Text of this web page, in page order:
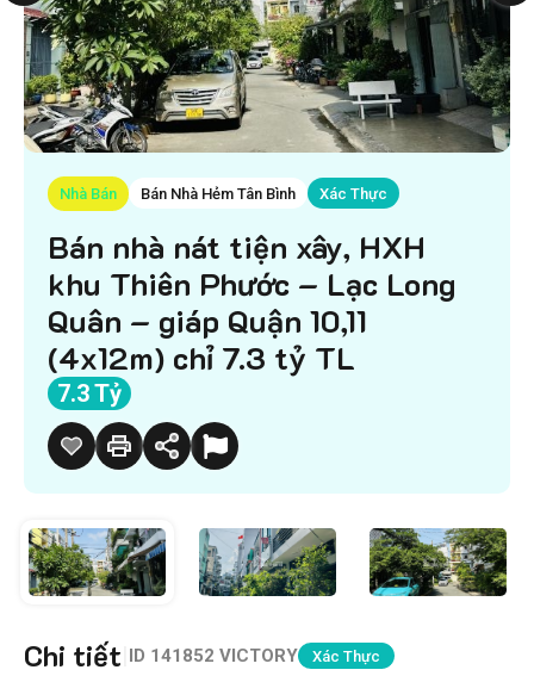
Nhà Bán Bán Nhà Hẻm Tân Bình Xác Thực
Bán nhà nát tiện xây, HXH
khu Thiên Phước – Lạc Long
Quân – giáp Quận 10,11
(4x12m) chỉ 7.3 tỷ TL
7.3 Tỷ
Chi tiết ID 141852 VICTORY Xác Thực